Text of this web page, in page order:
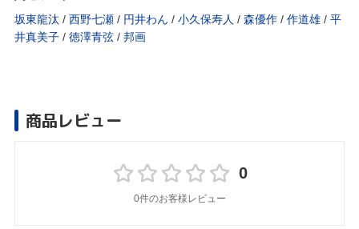
坂東龍汰 / 西野七瀬 / 円井わん / 小久保寿人 / 森優作 / 作道雄 / 平
井真美子 / 徳澤青弦 / 邦画
商品レビュー
0
0件のお客様レビュー